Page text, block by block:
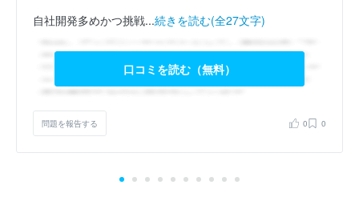
自社開発多めかつ挑戦...続きを読む(全27文字)
口コミを読む（無料）
問題を報告する 0 0